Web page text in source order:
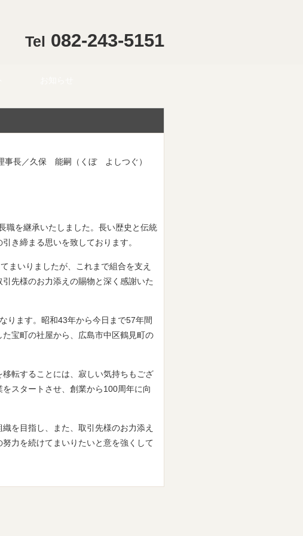
Tel 082-243-5151
事長／久保 能嗣（くぼ よしつぐ）
職を継承いたしました。長い歴史と伝統
き締まる思いを致しております。
まいりましたが、これまで組合を支え
先様のお力添えの賜物と深く感謝いた
ります。昭和43年から今日まで57年間
宝町の社屋から、広島市中区鶴見町の
転することには、寂しい気持ちもござ
スタートさせ、創業から100周年に向
を目指し、また、取引先様のお力添え
力を続けてまいりたいと意を強くして